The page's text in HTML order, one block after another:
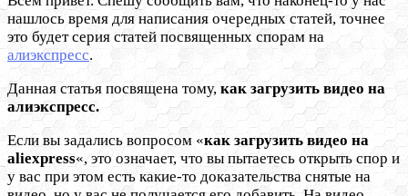
нашлось время для написания очередных статей, точнее
это будет серия статей посвященных спорам на
алиэкспресс.
Данная статья посвящена тому, как загрузить видео на
алиэкспресс.
Если вы задались вопросом «как загрузить видео на
aliexpress«, это означает, что вы пытаетесь открыть спор и
у вас при этом есть какие-то доказательства снятые на